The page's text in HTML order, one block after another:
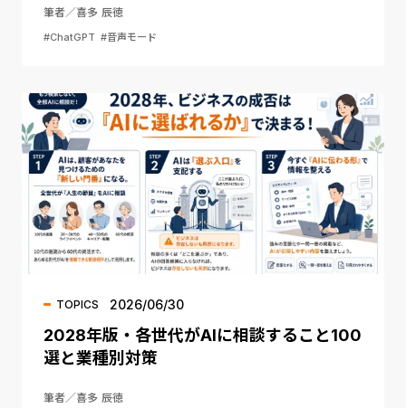
筆者／喜多 辰徳
#ChatGPT #音声モード
TOPICS 2026/06/30
2028年版・各世代がAIに相談すること100
選と業種別対策
筆者／喜多 辰徳